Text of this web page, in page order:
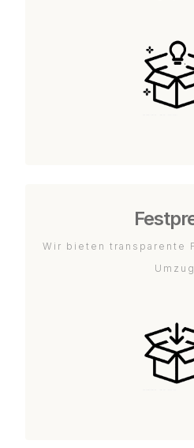
Wir bieten transparente
Umzug.